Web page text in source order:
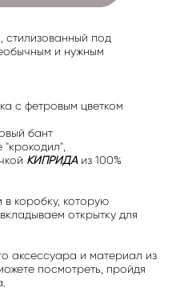
стилизованный под
и нужным
с фетровым цветком
бант
КИПРИДА из 100%
коробку, которую
открытку для
аксессуара и материал из
посмотреть, пройдя